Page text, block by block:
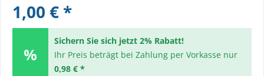
1,00 € *
Sichern Sie sich jetzt 2% Rabatt!
Ihr Preis beträgt bei Zahlung per Vorkasse nur
0,98 € *